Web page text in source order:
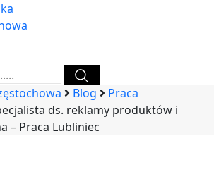
Blog
Praca
ds. reklamy produktów i
– Praca Lubliniec